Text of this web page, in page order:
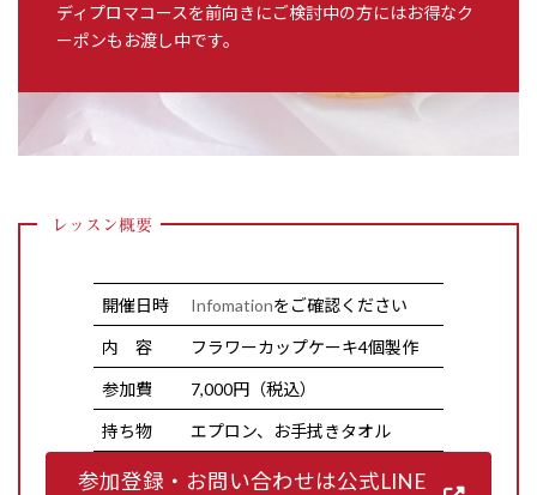
ディプロマコースを前向きにご検討中の方にはお得なク
ーポンもお渡し中です。
レッスン概要
開催日時 Infomationをご確認ください
内 容 フラワーカップケーキ4個製作
参加費 7,000円（税込）
持ち物 エプロン、お手拭きタオル
参加登録・お問い合わせは公式LINE